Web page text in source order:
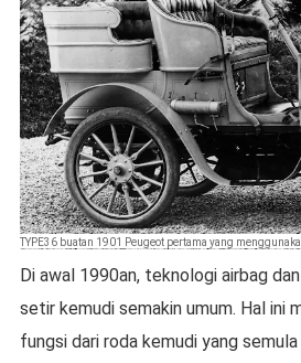
TYPE36 buatan 1901 Peugeot pertama yang
Di awal 1990an, teknologi airbag
setir kemudi semakin umum. Hal ini
fungsi dari roda kemudi yang